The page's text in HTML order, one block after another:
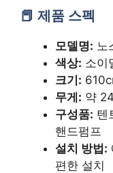
제품 스펙
모델명: 노
색상: 소이
크기:
무게: 약
구성품: 텐
핸드펌프
설치 방법:
편한 설치